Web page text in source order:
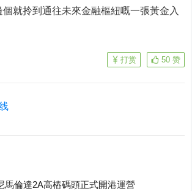
就拎到通往未來金融樞紐嘅一張黃金入
50 赞
打赏
馬倫達2A高樁碼頭正式開港運營